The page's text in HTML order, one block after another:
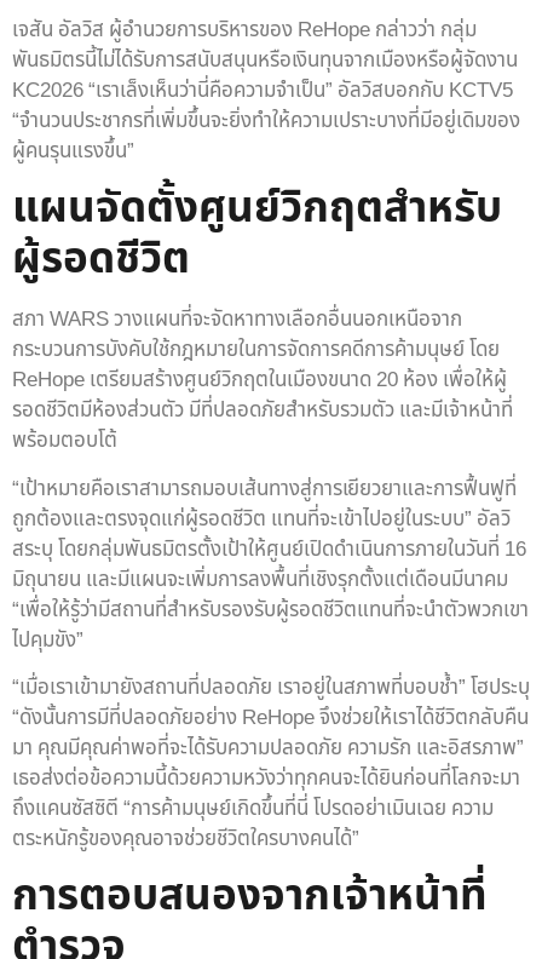
เจสัน อัลวิส ผู้อำนวยการบริหารของ ReHope กล่าวว่า กลุ่ม
พันธมิตรนี้ไม่ได้รับการสนับสนุนหรือเงินทุนจากเมืองหรือผู้จัดงาน
KC2026 “เราเล็งเห็นว่านี่คือความจำเป็น” อัลวิสบอกกับ KCTV5
“จำนวนประชากรที่เพิ่มขึ้นจะยิ่งทำให้ความเปราะบางที่มีอยู่เดิมของ
ผู้คนรุนแรงขึ้น”
แผนจัดตั้งศูนย์วิกฤตสำหรับ
ผู้รอดชีวิต
สภา WARS วางแผนที่จะจัดหาทางเลือกอื่นนอกเหนือจาก
กระบวนการบังคับใช้กฎหมายในการจัดการคดีการค้ามนุษย์ โดย
ReHope เตรียมสร้างศูนย์วิกฤตในเมืองขนาด 20 ห้อง เพื่อให้ผู้
รอดชีวิตมีห้องส่วนตัว มีที่ปลอดภัยสำหรับรวมตัว และมีเจ้าหน้าที่
พร้อมตอบโต้
“เป้าหมายคือเราสามารถมอบเส้นทางสู่การเยียวยาและการฟื้นฟูที่
ถูกต้องและตรงจุดแก่ผู้รอดชีวิต แทนที่จะเข้าไปอยู่ในระบบ” อัลวิ
สระบุ โดยกลุ่มพันธมิตรตั้งเป้าให้ศูนย์เปิดดำเนินการภายในวันที่ 16
มิถุนายน และมีแผนจะเพิ่มการลงพื้นที่เชิงรุกตั้งแต่เดือนมีนาคม
“เพื่อให้รู้ว่ามีสถานที่สำหรับรองรับผู้รอดชีวิตแทนที่จะนำตัวพวกเขา
ไปคุมขัง”
“เมื่อเราเข้ามายังสถานที่ปลอดภัย เราอยู่ในสภาพที่บอบช้ำ” โฮประบุ
“ดังนั้นการมีที่ปลอดภัยอย่าง ReHope จึงช่วยให้เราได้ชีวิตกลับคืน
มา คุณมีคุณค่าพอที่จะได้รับความปลอดภัย ความรัก และอิสรภาพ”
เธอส่งต่อข้อความนี้ด้วยความหวังว่าทุกคนจะได้ยินก่อนที่โลกจะมา
ถึงแคนซัสซิตี “การค้ามนุษย์เกิดขึ้นที่นี่ โปรดอย่าเมินเฉย ความ
ตระหนักรู้ของคุณอาจช่วยชีวิตใครบางคนได้”
การตอบสนองจากเจ้าหน้าที่